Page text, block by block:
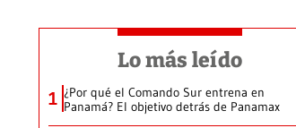
Lo más leído
1 ¿Por qué el Comando Sur entrena en
Panamá? El objetivo detrás de Panamax